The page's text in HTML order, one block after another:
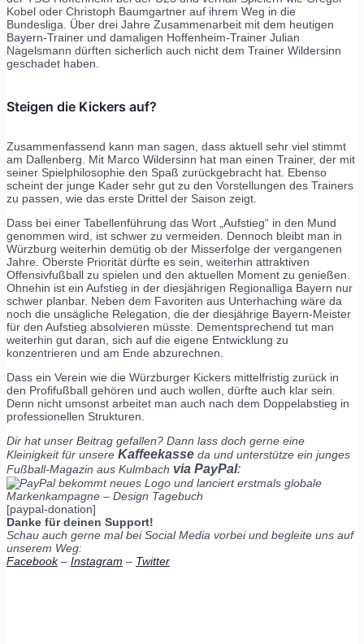
Kobel oder Christoph Baumgartner auf ihrem Weg in die
Bundesliga. Über drei Jahre Zusammenarbeit mit dem heutigen
Bayern-Trainer und damaligen Hoffenheim-Trainer Julian
Nagelsmann dürften sicherlich auch nicht dem Trainer Wildersinn
geschadet haben.
Steigen die Kickers auf?
Zusammenfassend kann man sagen, dass aktuell sehr viel stimmt
am Dallenberg. Mit Marco Wildersinn hat man einen Trainer, der mit
seiner Spielphilosophie den Spaß zurückgebracht hat. Ebenso
scheint der junge Kader sehr gut zu den Vorstellungen des Trainers
zu passen, wie das erste Drittel der Saison zeigt.
Dass bei einer Tabellenführung das Wort „Aufstieg“ in den Mund
genommen wird, ist schwer zu vermeiden. Dennoch bleibt man in
Würzburg weiterhin demütig ob der Misserfolge der vergangenen
Jahre. Oberste Priorität dürfte es sein, weiterhin attraktiven
Offensivfußball zu spielen und den aktuellen Moment zu genießen.
Ohnehin ist ein Aufstieg in der diesjährigen Regionalliga Bayern nur
schwer planbar. Neben dem Favoriten aus Unterhaching wäre da
noch die unsägliche Relegation, die der diesjährige Bayern-Meister
für den Aufstieg absolvieren müsste. Dementsprechend tut man
weiterhin gut daran, sich auf die eigene Entwicklung zu
konzentrieren und am Ende abzurechnen.
Dass ein Verein wie die Würzburger Kickers mittelfristig zurück in
den Profifußball gehören und auch wollen, dürfte auch klar sein.
Denn nicht umsonst arbeitet man auch nach dem Doppelabstieg in
professionellen Strukturen.
Dir hat unser Beitrag gefallen? Dann lass doch gerne eine
Kleinigkeit für unsere Kaffeekasse da und unterstütze ein junges
Fußball-Magazin aus Kulmbach via PayPal:
[paypal-donation]
Danke für deinen Support!
Schau auch gerne mal bei Social Media vorbei und begleite uns auf
unserem Weg:
Facebook– Instagram – Twitter